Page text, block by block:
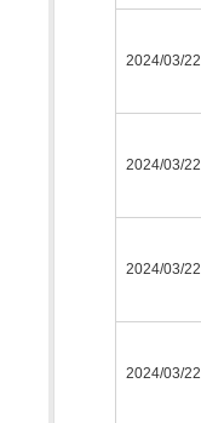
2024/03/22
2024/03/22
2024/03/22
2024/03/22